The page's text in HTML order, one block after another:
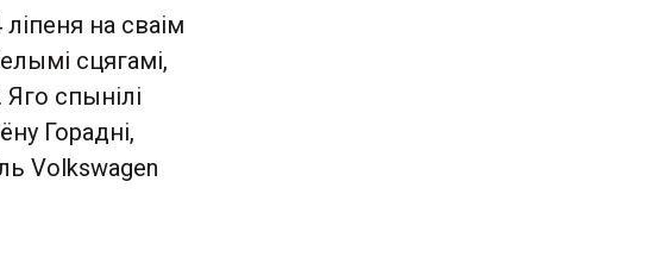
на сваім
сцягамі,
спынілі
Горадні,
Volkswagen